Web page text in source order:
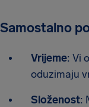
Samostalno
Vrijeme: Vi
oduzimaju
Složenost: